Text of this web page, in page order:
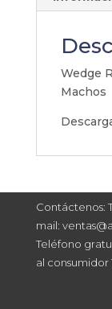
Wedge
Machos
Contáctenos:
mail:
Teléfono
al consumidor